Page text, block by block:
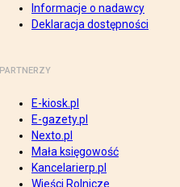
Informacje o nadawcy
Deklaracja dostępności
PARTNERZY
E-kiosk.pl
E-gazety.pl
Nexto.pl
Mała księgowość
Kancelarierp.pl
Wieści Rolnicze